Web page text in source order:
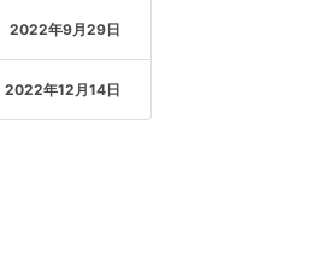
2022年9月29日
2022年12月14日